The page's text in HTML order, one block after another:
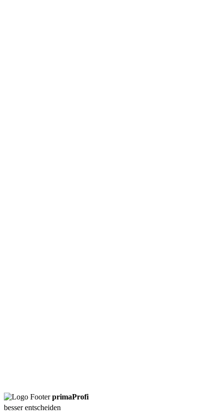
Tipp: Wählen Sie eine Leistung, um Anbieter in Ihrer Region zu
primaProfi
besser entscheiden